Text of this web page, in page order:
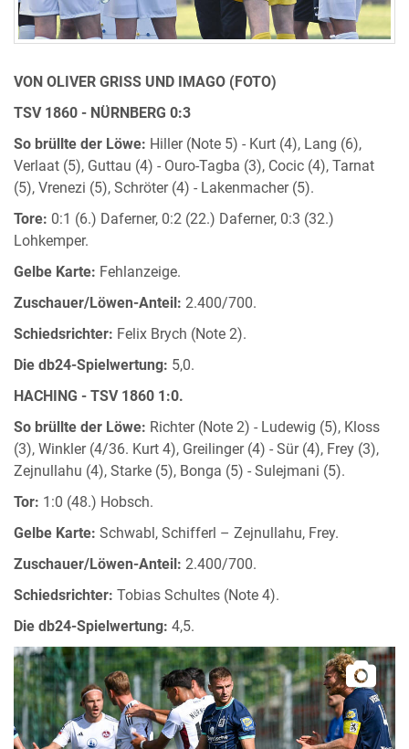
VON OLIVER GRISS UND IMAGO (FOTO)
TSV 1860 - NÜRNBERG 0:3
So brüllte der Löwe: Hiller (Note 5) - Kurt (4), Lang (6),
Verlaat (5), Guttau (4) - Ouro-Tagba (3), Cocic (4), Tarnat
(5), Vrenezi (5), Schröter (4) - Lakenmacher (5).
Tore: 0:1 (6.) Daferner, 0:2 (22.) Daferner, 0:3 (32.)
Lohkemper.
Gelbe Karte: Fehlanzeige.
Zuschauer/Löwen-Anteil: 2.400/700.
Schiedsrichter: Felix Brych (Note 2).
Die db24-Spielwertung: 5,0.
HACHING - TSV 1860 1:0.
So brüllte der Löwe: Richter (Note 2) - Ludewig (5), Kloss
(3), Winkler (4/36. Kurt 4), Greilinger (4) - Sür (4), Frey (3),
Zejnullahu (4), Starke (5), Bonga (5) - Sulejmani (5).
Tor: 1:0 (48.) Hobsch.
Gelbe Karte: Schwabl, Schifferl – Zejnullahu, Frey.
Zuschauer/Löwen-Anteil: 2.400/700.
Schiedsrichter: Tobias Schultes (Note 4).
Die db24-Spielwertung: 4,5.